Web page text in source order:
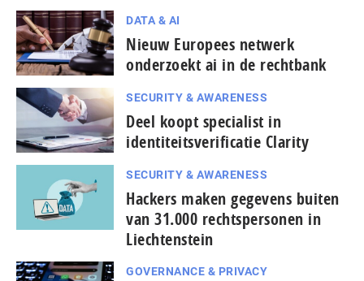
DATA & AI
Nieuw Europees netwerk
onderzoekt ai in de rechtbank
SECURITY & AWARENESS
Deel koopt specialist in
identiteitsverificatie Clarity
SECURITY & AWARENESS
Hackers maken gegevens buiten
van 31.000 rechtspersonen in
Liechtenstein
GOVERNANCE & PRIVACY